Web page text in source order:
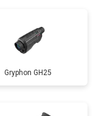
Gryphon GH25